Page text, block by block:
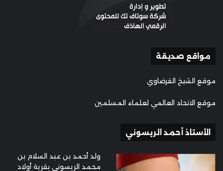
مواقع صديقة
موقع الشيخ القرضاوي
موقع الاتحاد العالمي لعلماء المسلمين
الأستاذ أحمد الريسوني
ولد أحمد بن عبد السلام بن
محمد الريسوني بقرية أولاد